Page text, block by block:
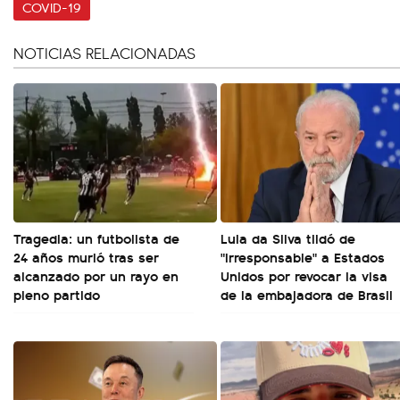
COVID-19
NOTICIAS RELACIONADAS
Tragedia: un futbolista de
24 años murió tras ser
alcanzado por un rayo en
pleno partido
Lula da Silva tildó de
"irresponsable" a Estados
Unidos por revocar la visa
de la embajadora de Brasil